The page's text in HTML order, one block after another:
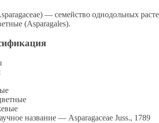
— семейство однодольных
(Asparagales).
название — Asparagaceae Juss., 1789